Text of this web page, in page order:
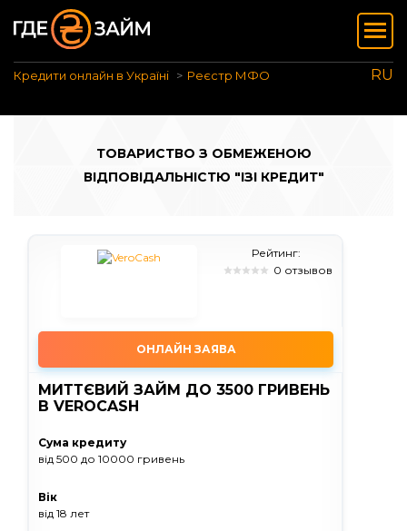
Кредити онлайн в Україні Реєстр МФО RU
ТОВАРИСТВО З ОБМЕЖЕНОЮ
ВІДПОВІДАЛЬНІСТЮ "ІЗІ КРЕДИТ"
Рейтинг:
0 отзывов
ОНЛАЙН ЗАЯВА
МИТТЄВИЙ ЗАЙМ ДО 3500 ГРИВЕНЬ
В VEROCASH
Сума кредиту
від 500 до 10000 гривень
Вік
від 18 лет